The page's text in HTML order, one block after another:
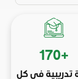
+
170
تدريبية في كل